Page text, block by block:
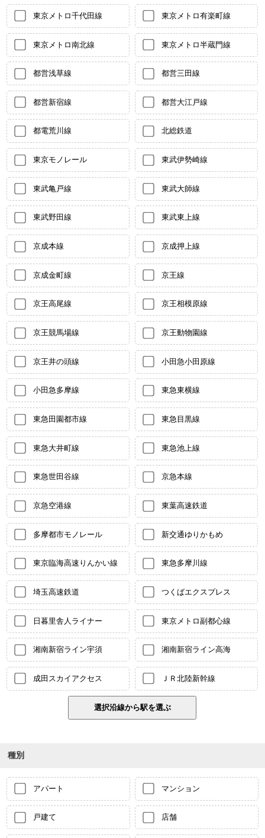
東京メトロ千代田線 東京メトロ有楽町線
東京メトロ南北線 東京メトロ半蔵門線
都営浅草線 都営三田線
都営新宿線 都営大江戸線
都電荒川線 北総鉄道
東京モノレール 東武伊勢崎線
東武亀戸線 東武大師線
東武野田線 東武東上線
京成本線 京成押上線
京成金町線 京王線
京王高尾線 京王相模原線
京王競馬場線 京王動物園線
京王井の頭線 小田急小田原線
小田急多摩線 東急東横線
東急田園都市線 東急目黒線
東急大井町線 東急池上線
東急世田谷線 京急本線
京急空港線 東葉高速鉄道
多摩都市モノレール 新交通ゆりかもめ
東京臨海高速りんかい線 東急多摩川線
埼玉高速鉄道 つくばエクスプレス
日暮里舎人ライナー 東京メトロ副都心線
湘南新宿ライン宇須 湘南新宿ライン高海
成田スカイアクセス ＪＲ北陸新幹線
種別
アパート マンション
戸建て 店舗